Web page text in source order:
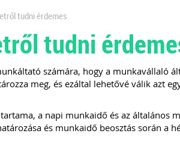
tudni érdemes
tudni
számára, hogy a munkavállaló
meg, és ezáltal lehetővé válik azt
a napi munkaidő és az általános
és munkaidő beosztás során a